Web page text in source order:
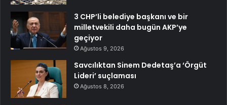
3 CHP’li belediye başkanı ve bir
milletvekili daha bugün AKP’ye
geçiyor
Ağustos 9, 2026
Savcılıktan Sinem Dedetaş’a ‘Örgüt
Lideri’ suçlaması
Ağustos 8, 2026